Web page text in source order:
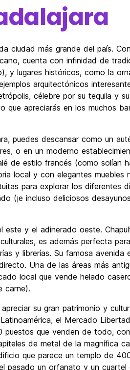
ciudad más grande del país.
cuenta con infinidad de
y lugares históricos, como la
arquitectónicos
célebre por su tequila y su
que apreciarás en los muchos
puedes descansar como un
o en un moderno
de estilo francés (como solían
local y con elegantes muebles
para explorar los diferentes
(¡e incluso deliciosos
este y el adinerado oeste.
es además perfecta
y librerías. Su famosa avenida
Una de las áreas más
local que vende helado
carne).
su gran patrimonio y
el Mercado
que venden de todo,
de metal de la magnífica
que parece un templo de
pasado un orfanato y un cuartel